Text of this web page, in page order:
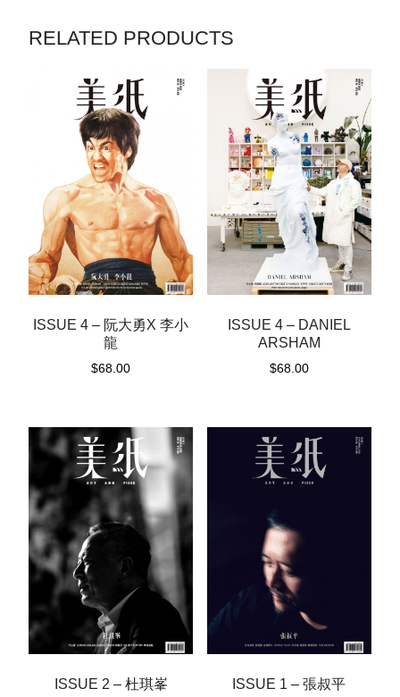
BY
QUANTITY
RELATED PRODUCTS
ISSUE 4 – 阮大勇X 李小
龍
$68.00
ISSUE 4 – DANIEL
ARSHAM
$68.00
ISSUE 2 – 杜琪峯 ISSUE 1 – 張叔平